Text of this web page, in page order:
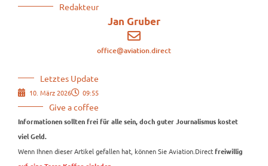
Redakteur
Jan Gruber
office@aviation.direct
Letztes Update
10. März 2026 09:55
Give a coffee
Informationen sollten frei für alle sein, doch guter Journalismus kostet
viel Geld.
Wenn Ihnen dieser Artikel gefallen hat, können Sie Aviation.Direct freiwillig